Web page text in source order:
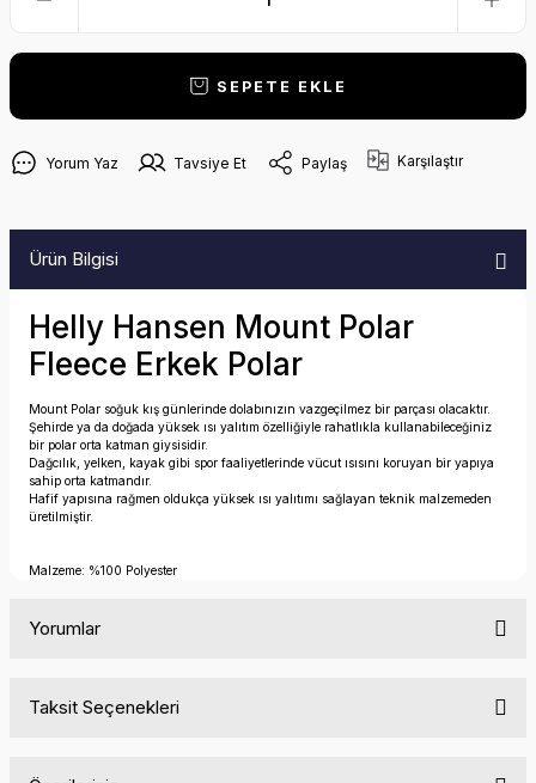
SEPETE EKLE
Yorum Yaz Tavsiye Et Paylaş Karşılaştır
Ürün Bilgisi
Helly Hansen Mount Polar
Fleece Erkek Polar
Mount Polar soğuk kış günlerinde dolabınızın vazgeçilmez bir parçası olacaktır.
Şehirde ya da doğada yüksek ısı yalıtım özelliğiyle rahatlıkla kullanabileceğiniz
bir polar orta katman giysisidir.
Dağcılık, yelken, kayak gibi spor faaliyetlerinde vücut ısısını koruyan bir yapıya
sahip orta katmandır.
Hafif yapısına rağmen oldukça yüksek ısı yalıtımı sağlayan teknik malzemeden
üretilmiştir.
Malzeme: %100 Polyester
Yorumlar
Taksit Seçenekleri